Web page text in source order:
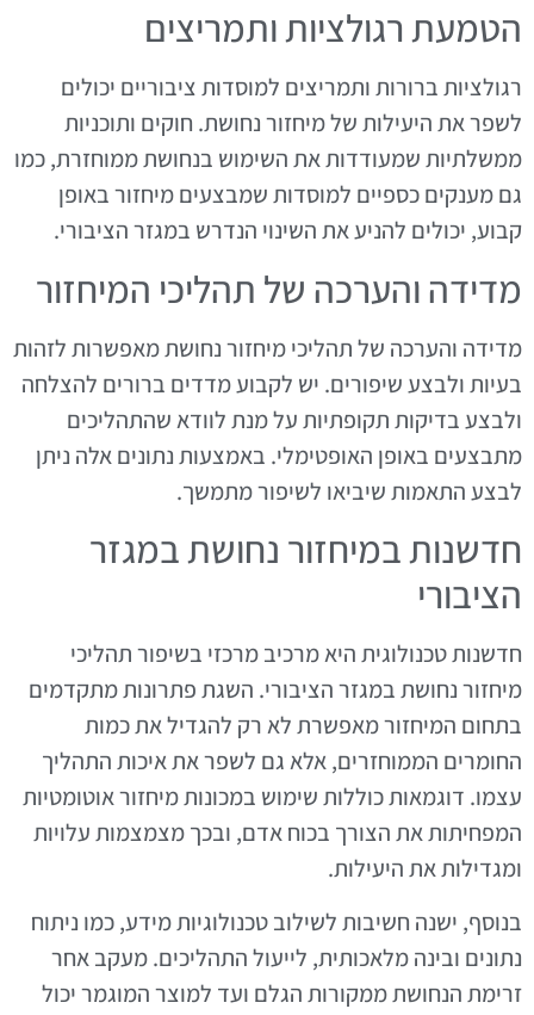
הטמעת רגולציות ותמריצים
רגולציות ברורות ותמריצים למוסדות ציבוריים יכולים
לשפר את היעילות של מיחזור נחושת. חוקים ותוכניות
ממשלתיות שמעודדות את השימוש בנחושת ממוחזרת, כמו
גם מענקים כספיים למוסדות שמבצעים מיחזור באופן
קבוע, יכולים להניע את השינוי הנדרש במגזר הציבורי.
מדידה והערכה של תהליכי המיחזור
מדידה והערכה של תהליכי מיחזור נחושת מאפשרות לזהות
בעיות ולבצע שיפורים. יש לקבוע מדדים ברורים להצלחה
ולבצע בדיקות תקופתיות על מנת לוודא שהתהליכים
מתבצעים באופן האופטימלי. באמצעות נתונים אלה ניתן
לבצע התאמות שיביאו לשיפור מתמשך.
חדשנות במיחזור נחושת במגזר
הציבורי
חדשנות טכנולוגית היא מרכיב מרכזי בשיפור תהליכי
מיחזור נחושת במגזר הציבורי. השגת פתרונות מתקדמים
בתחום המיחזור מאפשרת לא רק להגדיל את כמות
החומרים הממוחזרים, אלא גם לשפר את איכות התהליך
עצמו. דוגמאות כוללות שימוש במכונות מיחזור אוטומטיות
המפחיתות את הצורך בכוח אדם, ובכך מצמצמות עלויות
ומגדילות את היעילות.
בנוסף, ישנה חשיבות לשילוב טכנולוגיות מידע, כמו ניתוח
נתונים ובינה מלאכותית, לייעול התהליכים. מעקב אחר
זרימת הנחושת ממקורות הגלם ועד למוצר המוגמר יכול